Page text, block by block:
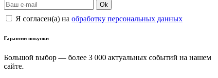
Ok
Я согласен(а) на обработку персональных данных
Гарантии покупки
Большой выбор — более 3 000 актуальных событий на нашем
сайте.